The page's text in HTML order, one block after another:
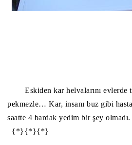
Eskiden kar helvalarını evlerde
pekmezle… Kar, insanı buz gibi
saatte 4 bardak yedim bir şey olmadı.
{*}{*}{*}